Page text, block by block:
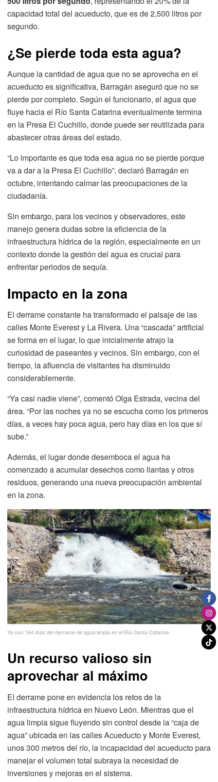
capacidad total del acueducto, que es de 2,500 litros por
segundo.
¿Se pierde toda esta agua?
Aunque la cantidad de agua que no se aprovecha en el
acueducto es significativa, Barragán aseguró que no se
pierde por completo. Según el funcionario, el agua que
fluye hacia el Río Santa Catarina eventualmente termina
en la Presa El Cuchillo, donde puede ser reutilizada para
abastecer otras áreas del estado.
“Lo importante es que toda esa agua no se pierde porque
va a dar a la Presa El Cuchillo”, declaró Barragán en
octubre, intentando calmar las preocupaciones de la
ciudadanía.
Sin embargo, para los vecinos y observadores, este
manejo genera dudas sobre la eficiencia de la
infraestructura hídrica de la región, especialmente en un
contexto donde la gestión del agua es crucial para
enfrentar periodos de sequía.
Impacto en la zona
El derrame constante ha transformado el paisaje de las
calles Monte Everest y La Rivera. Una “cascada” artificial
se forma en el lugar, lo que inicialmente atrajo la
curiosidad de paseantes y vecinos. Sin embargo, con el
tiempo, la afluencia de visitantes ha disminuido
considerablemente.
“Ya casi nadie viene”, comentó Olga Estrada, vecina del
área. “Por las noches ya no se escucha como los primeros
días, a veces hay poca agua, pero hay días en los que sí
sube.”
Además, el lugar donde desemboca el agua ha
comenzado a acumular desechos como llantas y otros
residuos, generando una nueva preocupación ambiental
en la zona.
Ya son 164 días del derrame de agua limpia en el Río Santa Catarina
Un recurso valioso sin
aprovechar al máximo
El derrame pone en evidencia los retos de la
infraestructura hídrica en Nuevo León. Mientras que el
agua limpia sigue fluyendo sin control desde la “caja de
agua” ubicada en las calles Acueducto y Monte Everest,
unos 300 metros del río, la incapacidad del acueducto para
manejar el volumen total subraya la necesidad de
inversiones y mejoras en el sistema.